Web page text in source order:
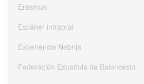
Erasmus
Escáner intraoral
Experiencia Nebrija
Federación Española de Baloncesto